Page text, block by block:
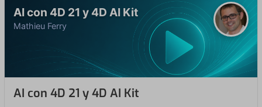
AI con 4D 21 y 4D AI Kit
Mathieu Ferry
AI con 4D 21 y 4D AI Kit